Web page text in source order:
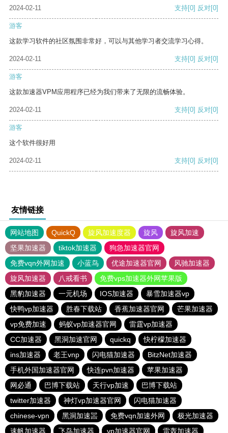
2024-02-11
支持[0] 反对[0]
游客
这款学习软件的社区氛围非常好，可以与其他学习者交流学习心得。
2024-02-11 支持[0] 反对[0]
游客
这款加速器VPM应用程序已经为我们带来了无限的流畅体验。
2024-02-11 支持[0] 反对[0]
游客
这个软件很好用
2024-02-11 支持[0] 反对[0]
友情链接
网站地图 QuickQ 旋风加速度器 旋风
旋风加速
坚果加速器
tiktok加速器
狗急加速器官网
免费vqn外网加速
小蓝鸟 优途加速器官网
风驰加速器
旋风加速器
八戒看书
免费vps加速器外网苹果版
黑豹加速器
一元机场 IOS加速器
暴雪加速器vp
快鸭vp加速器
胜春下载站 香蕉加速器官网
芒果加速器
vp免费加速
蚂蚁vp加速器官网
雷霆vp加速器
CC加速器
黑洞加速官网 quickq
快柠檬加速器
ins加速器
老王vnp 闪电猫加速器
BitzNet加速器
手机外国加速器官网
快连pvn加速器
苹果加速器
网必通
巴博下载站 天行vp加速
巴博下载站
twitter加速器
神灯vp加速器官网
闪电猫加速器
chinese-vpn
黑洞加速噐 免费vqn加速外网
极光加速器
速帆加速器
飞鸟加速器 vp加速器官网 雷轰加速器